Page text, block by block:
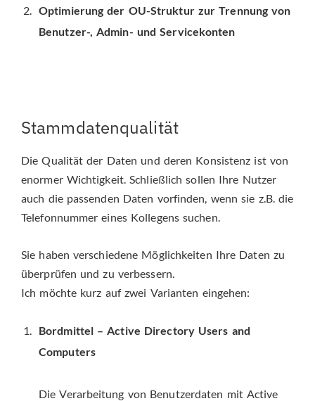
Optimierung der OU-Struktur zur Trennung von
Benutzer-, Admin- und Servicekonten
Stammdatenqualität
Die Qualität der Daten und deren Konsistenz ist von
enormer Wichtigkeit. Schließlich sollen Ihre Nutzer
auch die passenden Daten vorfinden, wenn sie z.B. die
Telefonnummer eines Kollegens suchen.
Sie haben verschiedene Möglichkeiten Ihre Daten zu
überprüfen und zu verbessern.
Ich möchte kurz auf zwei Varianten eingehen:
Bordmittel – Active Directory Users and
Computers
Die Verarbeitung von Benutzerdaten mit Active